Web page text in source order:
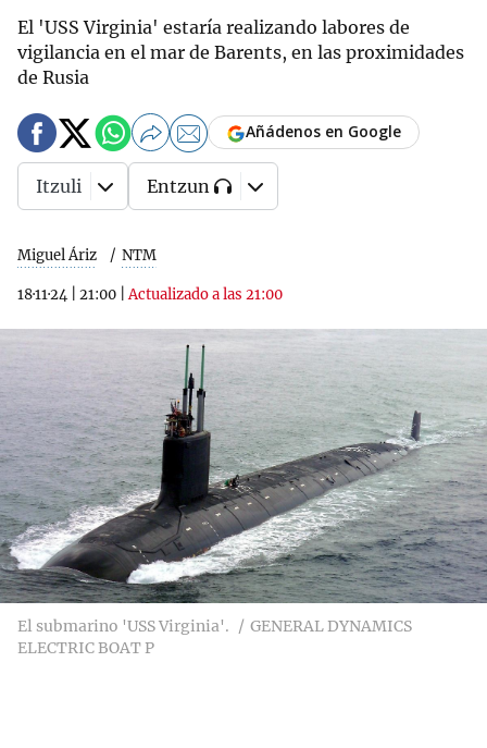
El 'USS Virginia' estaría realizando labores de
vigilancia en el mar de Barents, en las proximidades
de Rusia
Miguel Áriz NTM
18·11·24 21:00 |Actualizado a las 21:00
Añádenos en Google
Itzuli Entzun
El submarino 'USS Virginia'.
GENERAL DYNAMICS
ELECTRIC BOAT P